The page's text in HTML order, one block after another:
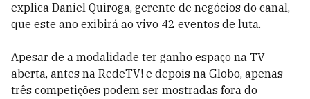
explica Daniel Quiroga, gerente de negócios do canal,
que este ano exibirá ao vivo 42 eventos de luta.
Apesar de a modalidade ter ganho espaço na TV
aberta, antes na RedeTV! e depois na Globo, apenas
três competições podem ser mostradas fora do